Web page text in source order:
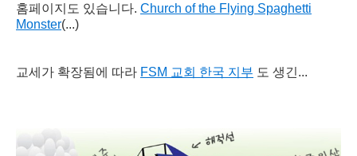
홈페이지도 있습니다. Church of the Flying Spaghetti
Monster(...)
교세가 확장됨에 따라 FSM 교회 한국 지부 도 생긴...